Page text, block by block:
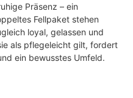
Präsenz – ein
Fellpaket stehen
loyal, gelassen und
als pflegeleicht gilt, fordert
ein bewusstes Umfeld.